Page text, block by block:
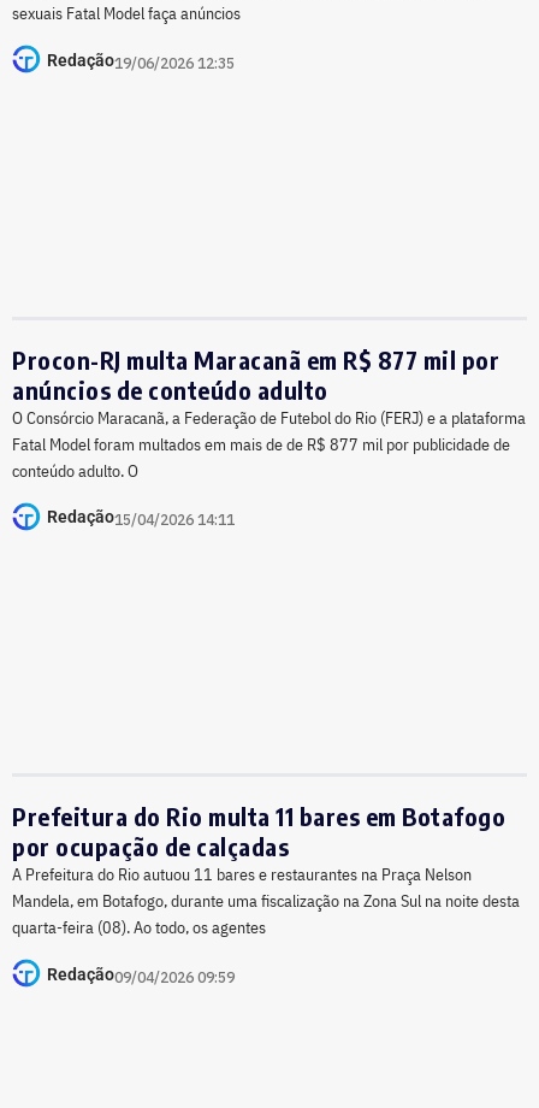
sexuais Fatal Model faça anúncios
Redação19/06/2026 12:35
Procon-RJ multa Maracanã em R$ 877 mil por
anúncios de conteúdo adulto
O Consórcio Maracanã, a Federação de Futebol do Rio (FERJ) e a plataforma
Fatal Model foram multados em mais de de R$ 877 mil por publicidade de
conteúdo adulto. O
Redação15/04/2026 14:11
Prefeitura do Rio multa 11 bares em Botafogo
por ocupação de calçadas
A Prefeitura do Rio autuou 11 bares e restaurantes na Praça Nelson
Mandela, em Botafogo, durante uma fiscalização na Zona Sul na noite desta
quarta-feira (08). Ao todo, os agentes
Redação09/04/2026 09:59